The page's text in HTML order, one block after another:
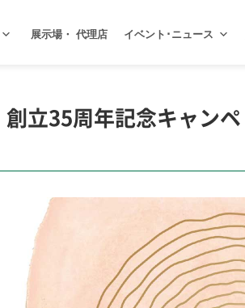
展示場・ 代理店 イベント･ニュース
創立35周年記念キャンペ